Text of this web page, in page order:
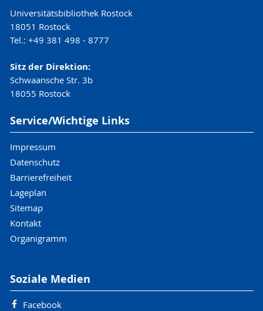
Universitätsbibliothek Rostock
18051 Rostock
Tel.: +49 381 498 - 8777
Sitz der Direktion:
Schwaansche Str. 3b
18055 Rostock
Service/Wichtige Links
Impressum
Datenschutz
Barrierefreiheit
Lageplan
Sitemap
Kontakt
Organigramm
Soziale Medien
Facebook